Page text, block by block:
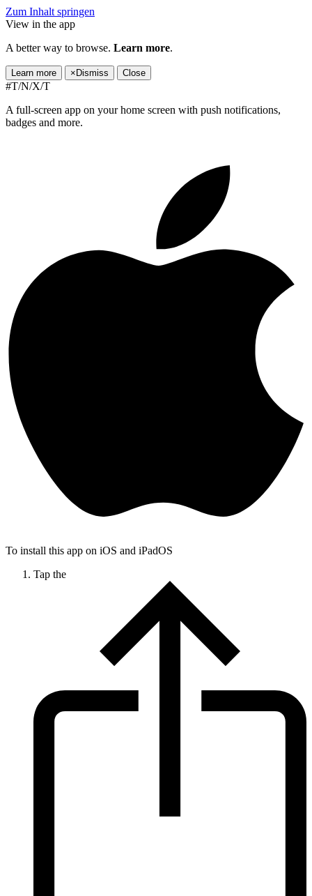
Zum Inhalt springen
View in the app
A better way to browse. Learn more.
Learn more × Dismiss Close
#T/N/X/T
A full-screen app on your home screen with push notifications,
badges and more.
To install this app on iOS and iPadOS
Tap the